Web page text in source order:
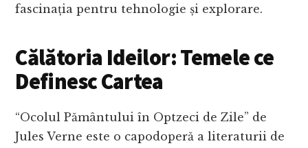
fascinația pentru tehnologie și explorare.
Călătoria Ideilor: Temele ce
Definesc Cartea
“Ocolul Pământului în Optzeci de Zile” de
Jules Verne este o capodoperă a literaturii de